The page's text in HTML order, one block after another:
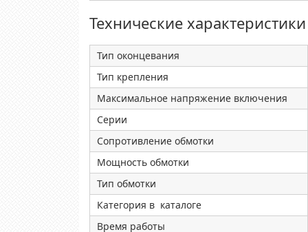
Технические характеристики
Тип оконцевания
Тип крепления
Максимальное напряжение включения
Серии
Сопротивление обмотки
Мощность обмотки
Тип обмотки
Категория в каталоге
Время работы